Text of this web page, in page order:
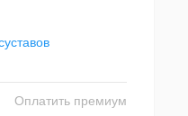
Оплатить премиум